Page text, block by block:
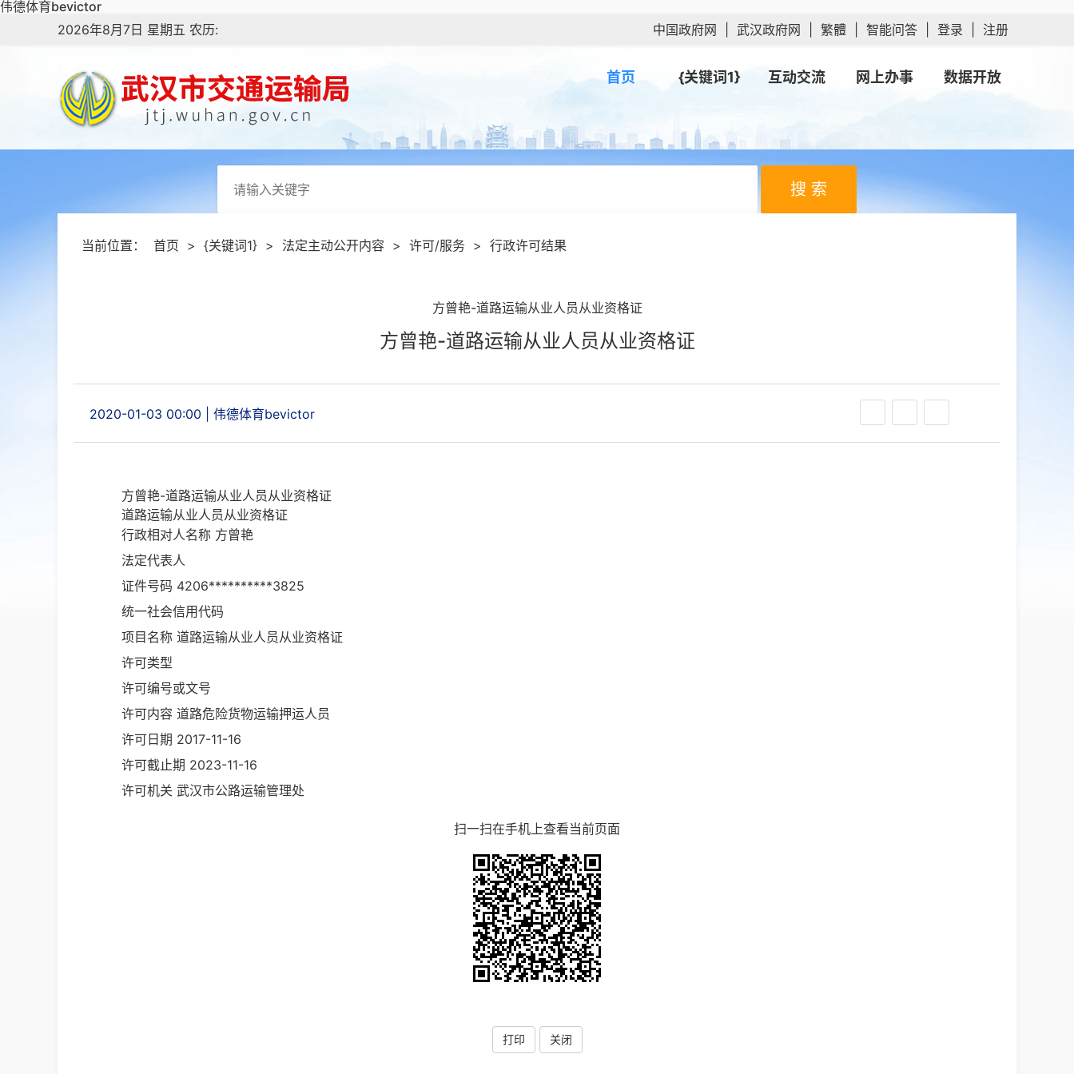
伟德体育bevictor
2026年8月7日 星期五 农历:
中国政府网 武汉政府网 繁體 智能问答 登录 注册
首页 {关键词1} 互动交流 网上办事 数据开放
搜 索
当前位置： 首页 > {关键词1} > 法定主动公开内容 > 许可/服务 > 行政许可结果
方曾艳-道路运输从业人员从业资格证
方曾艳-道路运输从业人员从业资格证
2020-01-03 00:00 伟德体育bevictor
方曾艳-道路运输从业人员从业资格证
道路运输从业人员从业资格证
行政相对人名称 方曾艳
法定代表人
证件号码 4206**********3825
统一社会信用代码
项目名称 道路运输从业人员从业资格证
许可类型
许可编号或文号
许可内容 道路危险货物运输押运人员
许可日期 2017-11-16
许可截止期 2023-11-16
许可机关 武汉市公路运输管理处
扫一扫在手机上查看当前页面
打印 关闭